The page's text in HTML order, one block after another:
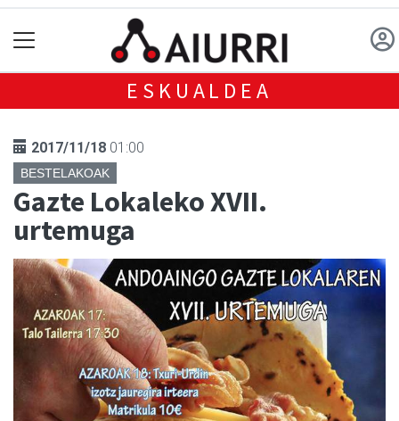
ESKUALDEA
2017/11/18 01:00
BESTELAKOAK
Gazte Lokaleko XVII.
urtemuga